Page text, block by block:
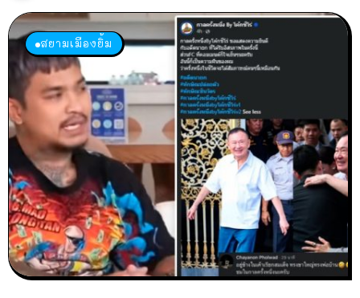
สยามเมืองยิ้ม